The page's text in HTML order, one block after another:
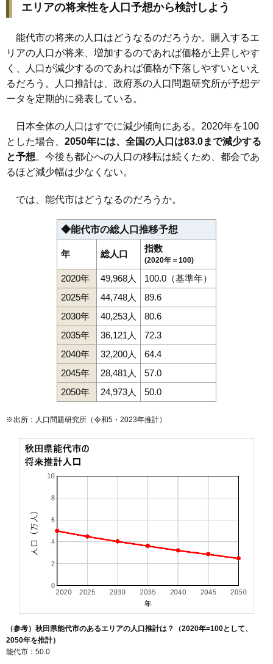
エリアの将来性を人口予想から検討しよう
能代市の将来の人口はどうなるのだろうか。購入するエ
リアの人口が将来、増加するのであれば価格が上昇しやす
く、人口が減少するのであれば価格が下落しやすいといえ
るだろう。人口推計は、政府系の人口問題研究所が予想デ
ータを定期的に発表している。
日本全体の人口はすでに減少傾向にある。2020年を100
とした場合、 2050年には、全国の人口は83.0まで減少する
と予想。今後も都心への人口の移転は続くため、都会であ
るほど減少幅は少なくない。
では、能代市はどうなるのだろうか。
◆能代市の総人口推移予想
年 総人口
指数
(2020年＝100)
2020年 49,968人
100.0（基準年）
2025年
44,748人
89.6
2030年
40,253人
80.6
2035年
36,121人
72.3
2040年
32,200人
64.4
2045年
28,481人
57.0
2050年
24,973人 50.0
※出所：人口問題研究所（令和5・2023年推計）
（参考）秋田県能代市のあるエリアの人口推計は？（2020年=100として、
2050年を推計）
能代市：50.0